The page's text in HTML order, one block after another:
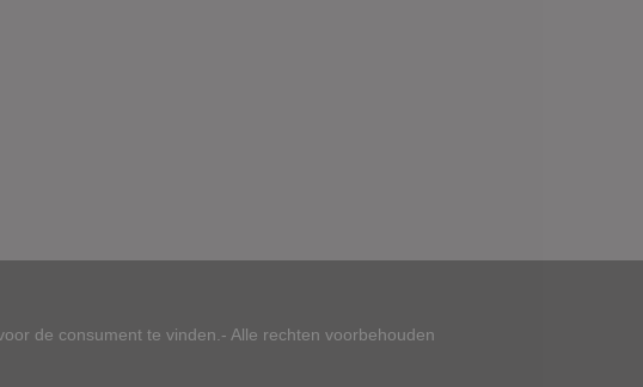
de consument te vinden.- Alle rechten voorbehouden